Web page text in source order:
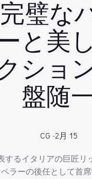
璧な
と美
ショ
盤随
CG -2月 15
するイタリアの巨匠リ
ラーの後任として首